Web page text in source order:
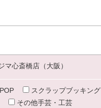
マ心斎橋店（大阪）
POP
スクラップブッキング
その他手芸・工芸